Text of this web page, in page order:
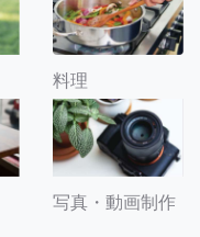
料理
写真・動画制作